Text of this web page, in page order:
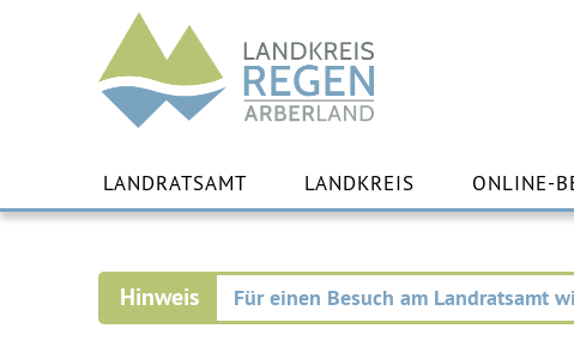
Landkreis
Regen
Inhalt
springen
LANDRATSAMT LANDKREIS ONLINE-
Für einen Besuch am Landratsamt